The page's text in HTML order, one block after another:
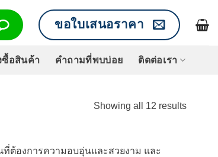
ขอใบเสนอราคา
ซื้อสินค้า คำถามที่พบบ่อย ติดต่อเรา
Showing all 12 resultsSorted
ต้องการความอบอุ่นและสวยงาม และ